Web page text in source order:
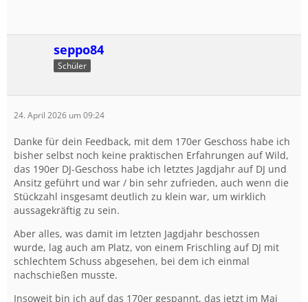
seppo84
Schüler
24. April 2026 um 09:24
Danke für dein Feedback, mit dem 170er Geschoss habe ich
bisher selbst noch keine praktischen Erfahrungen auf Wild,
das 190er DJ-Geschoss habe ich letztes Jagdjahr auf DJ und
Ansitz geführt und war / bin sehr zufrieden, auch wenn die
Stückzahl insgesamt deutlich zu klein war, um wirklich
aussagekräftig zu sein.
Aber alles, was damit im letzten Jagdjahr beschossen
wurde, lag auch am Platz, von einem Frischling auf DJ mit
schlechtem Schuss abgesehen, bei dem ich einmal
nachschießen musste.
Insoweit bin ich auf das 170er gespannt, das jetzt im Mai